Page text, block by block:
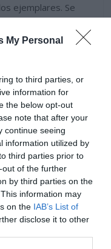
My Personal
to third parties, or
information for
the below opt-out
note that after your
continue seeing
information utilized by
third parties prior to
of the further
by third parties on the
information may
on the IAB’s List of
disclose it to other
ejemplares. Se
soporta el frió
cultivarlo en un